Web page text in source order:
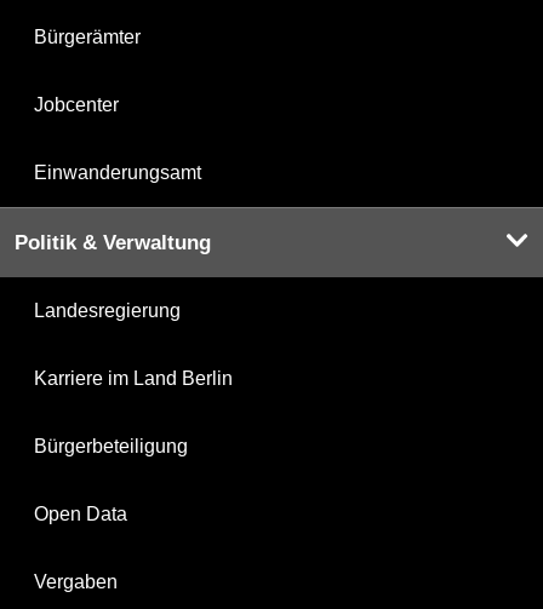
Bürgerämter
Jobcenter
Einwanderungsamt
Politik & Verwaltung
Landesregierung
Karriere im Land Berlin
Bürgerbeteiligung
Open Data
Vergaben